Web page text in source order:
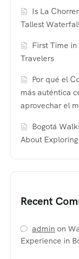
Is La
Tallest
First Time
Travelers
Por qué el
más auténtica
aprovechar el
Bogotá
About
Recent
admin on
Experience in